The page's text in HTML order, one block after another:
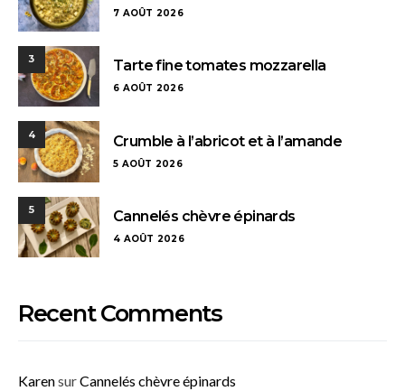
7 AOÛT 2026
3 Tarte fine tomates mozzarella
6 AOÛT 2026
4 Crumble à l’abricot et à l’amande
5 AOÛT 2026
5 Cannelés chèvre épinards
4 AOÛT 2026
Recent Comments
KarensurCannelés chèvre épinards